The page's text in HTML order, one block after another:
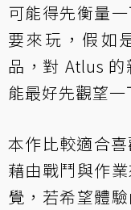
可能得先衡量
要來玩，假如
品，對 Atlus
能最好先觀望一
本作比較適合
藉由戰鬥與作
覺，若希望體